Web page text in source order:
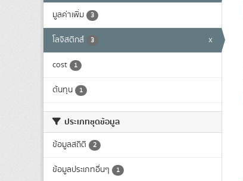
มูลค่าเพิ่ม 3
โลจิสติกส์ 3 x
cost 1
ต้นทุน 1
ประเภทชุดข้อมูล
ข้อมูลสถิติ 2
ข้อมูลประเภทอื่นๆ 1